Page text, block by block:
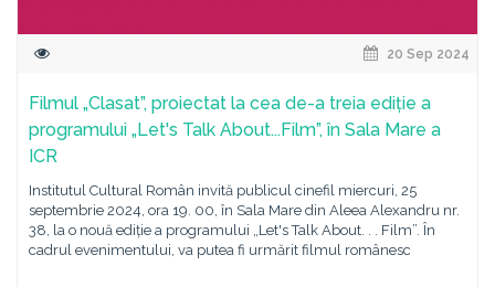
20 Sep 2024
Filmul „Clasat”, proiectat la cea de-a treia ediție a
programului „Let's Talk About...Film”, în Sala Mare a
ICR
Institutul Cultural Român invită publicul cinefil miercuri, 25
septembrie 2024, ora 19. 00, în Sala Mare din Aleea Alexandru nr.
38, la o nouă ediție a programului „Let's Talk About. . . Film”. În
cadrul evenimentului, va putea fi urmărit filmul românesc